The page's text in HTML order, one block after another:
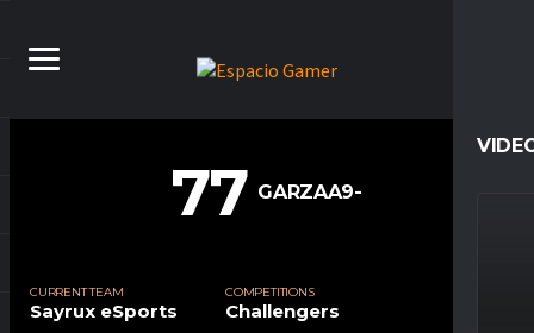
77 GARZAA9-
CURRENT TEAM
Sayrux eSports
COMPETITIONS
Challengers